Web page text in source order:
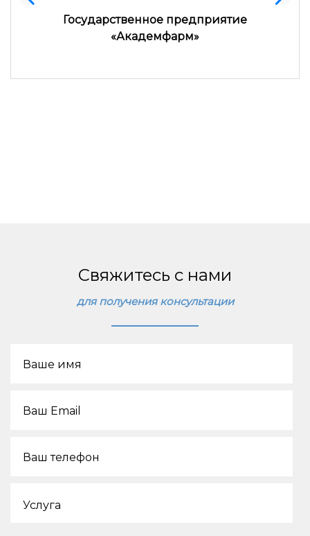
Маркетинговое исследование «О
способности банка удовлетворить
Маркетинговое исследование «Оценка
Республики Беларусь: спрос, предложение,
Читать кейс
Государственное предприятие
«Академфарм»
Свяжитесь с нами
для получения консультации
Ваше имя
Ваш Email
Ваш телефон
Услуга